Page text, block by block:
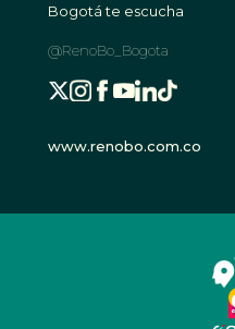
Bogotá te escucha
@RenoBo_Bogota
www.renobo.com.co